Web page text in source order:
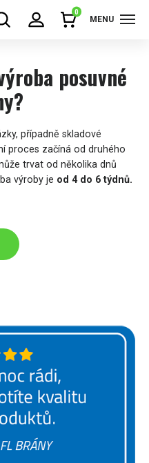
0
MENU
posuvné
případně skladové
proces začíná od druhého
trvat od několika dnů
výroby je od 4 do 6 týdnů.